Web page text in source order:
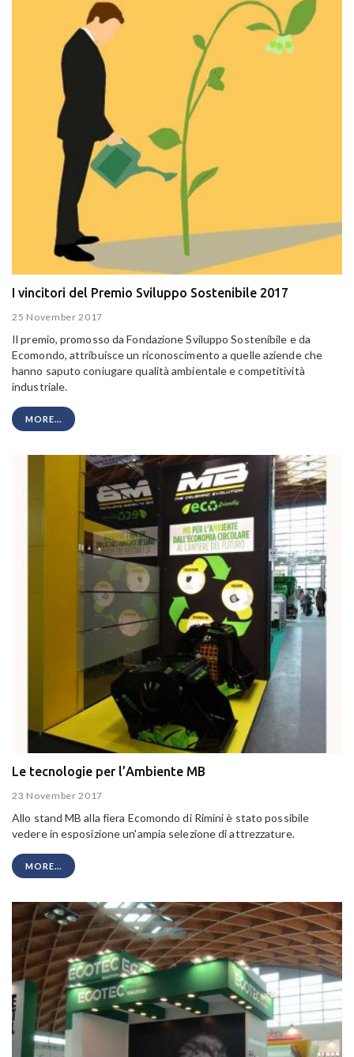
I vincitori del Premio Sviluppo Sostenibile 2017
25 November 2017
Il premio, promosso da Fondazione Sviluppo Sostenibile e da
Ecomondo, attribuisce un riconoscimento a quelle aziende che
hanno saputo coniugare qualità ambientale e competitività
industriale.
MORE...
Le tecnologie per l’Ambiente MB
23 November 2017
Allo stand MB alla fiera Ecomondo di Rimini è stato possibile
vedere in esposizione un'ampia selezione di attrezzature.
MORE...